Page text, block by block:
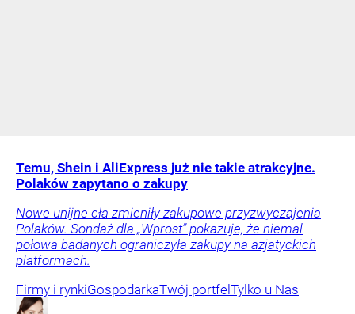
Temu, Shein i AliExpress już nie takie atrakcyjne.
Polaków zapytano o zakupy
Nowe unijne cła zmieniły zakupowe przyzwyczajenia
Polaków. Sondaż dla „Wprost” pokazuje, że niemal
połowa badanych ograniczyła zakupy na azjatyckich
platformach.
Firmy i rynkiGospodarkaTwój portfel Tylko u Nas